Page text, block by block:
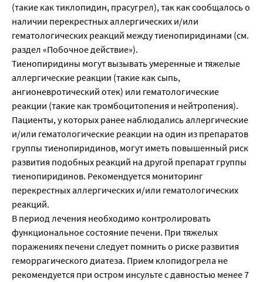
(такие как тиклопидин, прасугрел), так как сообщалось о
наличии перекрестных аллергических и/или
гематологических реакций между тиенопиридинами (см.
раздел «Побочное действие»).
Тиенопиридины могут вызывать умеренные и тяжелые
аллергические реакции (такие как сыпь,
ангионевротический отек) или гематологические
реакции (такие как тромбоцитопения и нейтропения).
Пациенты, у которых ранее наблюдались аллергические
и/или гематологические реакции на один из препаратов
группы тиенопиридинов, могут иметь повышенный риск
развития подобных реакций на другой препарат группы
тиенопиридинов. Рекомендуется мониторинг
перекрестных аллергических и/или гематологических
реакций.
В период лечения необходимо контролировать
функциональное состояние печени. При тяжелых
поражениях печени следует помнить о риске развития
геморрагического диатеза. Прием клопидогрела не
рекомендуется при остром инсульте с давностью менее 7